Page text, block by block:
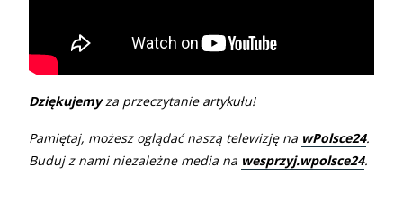
Dziękujemyza przeczytanie artykułu!
Pamiętaj, możesz oglądać naszą telewizję na wPolsce24.
Buduj z nami niezależne media na wesprzyj.wpolsce24.